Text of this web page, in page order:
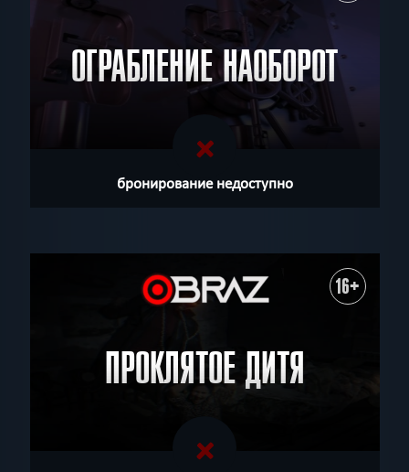
ОГРАБЛЕНИЕ НАОБОРОТ
бронирование недоступно
16+
ПРОКЛЯТОЕ ДИТЯ